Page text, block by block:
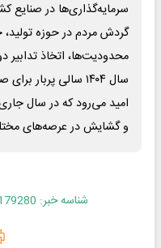
سرمایه‌گذاری‌ها در صنایع
گردش مردم در حوزه
محدودیت‌ها، اتخاذ تدابیر
سال ۱۴۰۴ سالی
امید می‌رود که در سال
و گشایش در عرصه‌های
شناسه خبر: 179280